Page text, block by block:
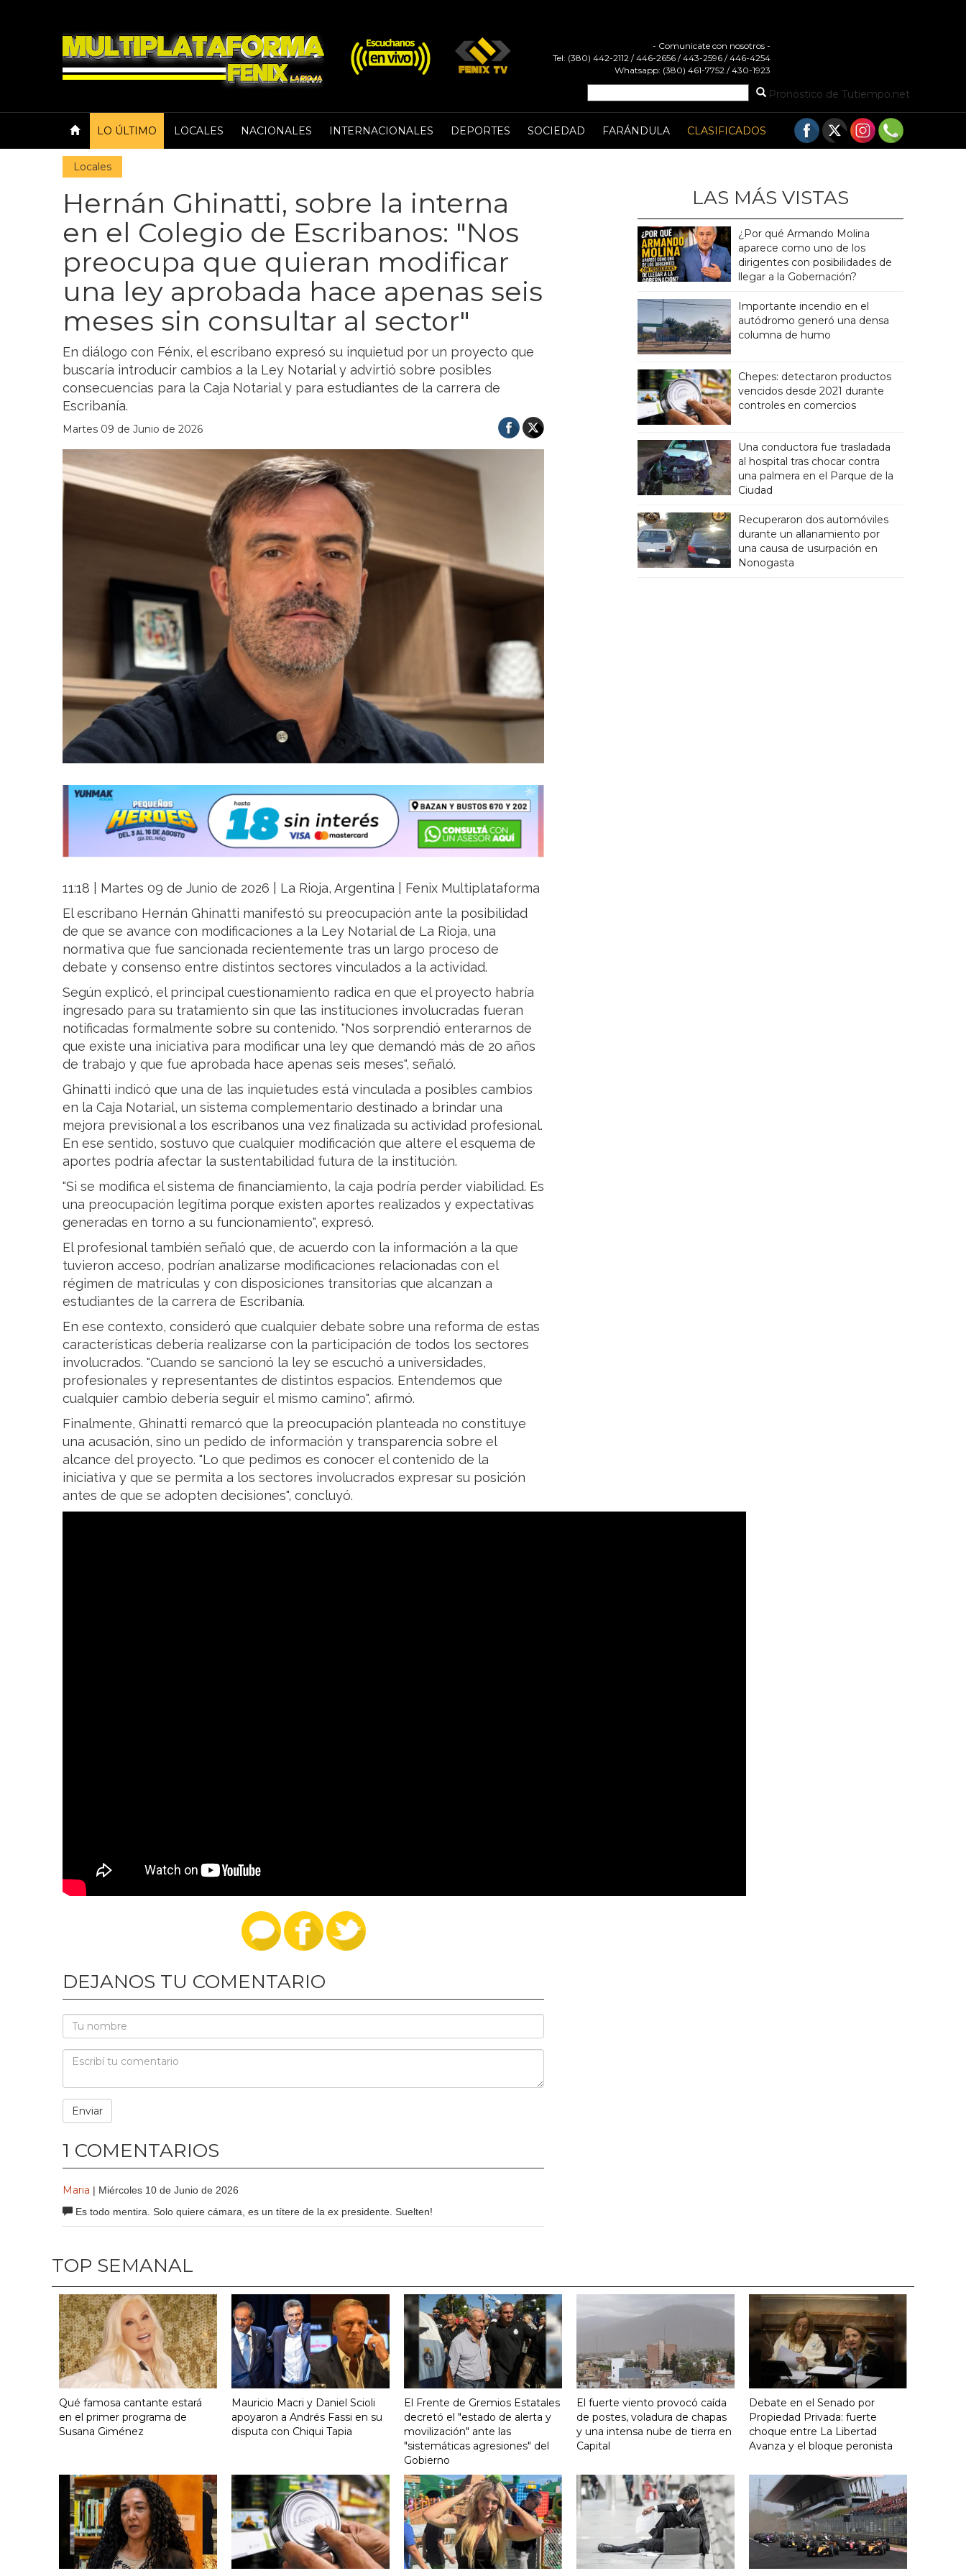
- Comunicate con nosotros -
Tel: (380) 442-2112 / 446-2656 / 443-2596 / 446-4254
Whatsapp: (380) 461-7752 / 430-1923
Pronóstico de Tutiempo.net
LO ÚLTIMO LOCALES NACIONALES INTERNACIONALES DEPORTES SOCIEDAD FARÁNDULA CLASIFICADOS
Locales
Hernán Ghinatti, sobre la interna
en el Colegio de Escribanos: "Nos
preocupa que quieran modificar
una ley aprobada hace apenas seis
meses sin consultar al sector"
En diálogo con Fénix, el escribano expresó su inquietud por un proyecto que
buscaría introducir cambios a la Ley Notarial y advirtió sobre posibles
consecuencias para la Caja Notarial y para estudiantes de la carrera de
Escribanía.
Martes 09 de Junio de 2026
11:18 | Martes 09 de Junio de 2026 | La Rioja, Argentina | Fenix Multiplataforma
El escribano Hernán Ghinatti manifestó su preocupación ante la posibilidad
de que se avance con modificaciones a la Ley Notarial de La Rioja, una
normativa que fue sancionada recientemente tras un largo proceso de
debate y consenso entre distintos sectores vinculados a la actividad.
Según explicó, el principal cuestionamiento radica en que el proyecto habría
ingresado para su tratamiento sin que las instituciones involucradas fueran
notificadas formalmente sobre su contenido. "Nos sorprendió enterarnos de
que existe una iniciativa para modificar una ley que demandó más de 20 años
de trabajo y que fue aprobada hace apenas seis meses", señaló.
Ghinatti indicó que una de las inquietudes está vinculada a posibles cambios
en la Caja Notarial, un sistema complementario destinado a brindar una
mejora previsional a los escribanos una vez finalizada su actividad profesional.
En ese sentido, sostuvo que cualquier modificación que altere el esquema de
aportes podría afectar la sustentabilidad futura de la institución.
"Si se modifica el sistema de financiamiento, la caja podría perder viabilidad. Es
una preocupación legítima porque existen aportes realizados y expectativas
generadas en torno a su funcionamiento", expresó.
El profesional también señaló que, de acuerdo con la información a la que
tuvieron acceso, podrían analizarse modificaciones relacionadas con el
régimen de matrículas y con disposiciones transitorias que alcanzan a
estudiantes de la carrera de Escribanía.
En ese contexto, consideró que cualquier debate sobre una reforma de estas
características debería realizarse con la participación de todos los sectores
involucrados. "Cuando se sancionó la ley se escuchó a universidades,
profesionales y representantes de distintos espacios. Entendemos que
cualquier cambio debería seguir el mismo camino", afirmó.
Finalmente, Ghinatti remarcó que la preocupación planteada no constituye
una acusación, sino un pedido de información y transparencia sobre el
alcance del proyecto. "Lo que pedimos es conocer el contenido de la
iniciativa y que se permita a los sectores involucrados expresar su posición
antes de que se adopten decisiones", concluyó.
DEJANOS TU COMENTARIO
1 COMENTARIOS
Maria | Miércoles 10 de Junio de 2026
Es todo mentira. Solo quiere cámara, es un títere de la ex presidente. Suelten!
LAS MÁS VISTAS
¿Por qué Armando Molina
aparece como uno de los
dirigentes con posibilidades de
llegar a la Gobernación?
Importante incendio en el
autódromo generó una densa
columna de humo
Chepes: detectaron productos
vencidos desde 2021 durante
controles en comercios
Una conductora fue trasladada
al hospital tras chocar contra
una palmera en el Parque de la
Ciudad
Recuperaron dos automóviles
durante un allanamiento por
una causa de usurpación en
Nonogasta
TOP SEMANAL
Qué famosa cantante estará
en el primer programa de
Susana Giménez
Mauricio Macri y Daniel Scioli
apoyaron a Andrés Fassi en su
disputa con Chiqui Tapia
El Frente de Gremios Estatales
decretó el "estado de alerta y
movilización" ante las
"sistemáticas agresiones" del
Gobierno
El fuerte viento provocó caída
de postes, voladura de chapas
y una intensa nube de tierra en
Capital
Debate en el Senado por
Propiedad Privada: fuerte
choque entre La Libertad
Avanza y el bloque peronista